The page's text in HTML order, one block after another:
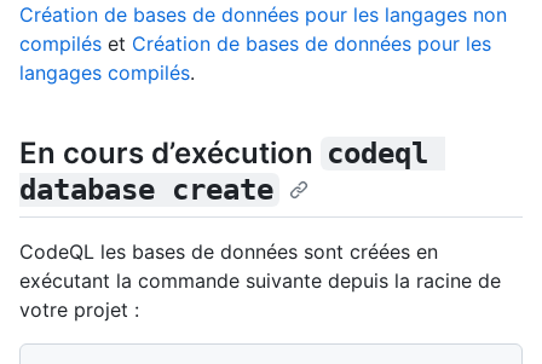
Création de bases de données pour les langages non
compilés et Création de bases de données pour les
langages compilés.
En cours d’exécution codeql
database create
CodeQL les bases de données sont créées en
exécutant la commande suivante depuis la racine de
votre projet :